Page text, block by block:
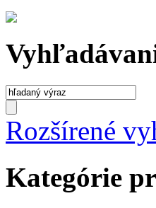
Rozšírené
Kategórie